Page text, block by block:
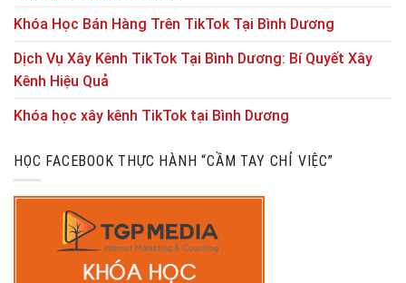
Khóa Học Bán Hàng Trên TikTok Tại Bình Dương
Dịch Vụ Xây Kênh TikTok Tại Bình Dương: Bí Quyết Xây
Kênh Hiệu Quả
Khóa học xây kênh TikTok tại Bình Dương
HỌC FACEBOOK THỰC HÀNH “CẦM TAY CHỈ VIỆC”